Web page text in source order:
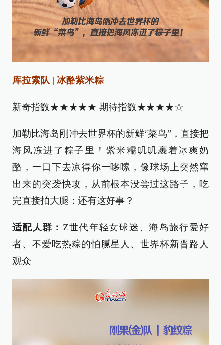
库拉索队 | 冰酪紫米粽
新奇指数★★★★★ 期待指数★★★★☆
加勒比海岛刚冲去世界杯的新鲜“菜鸟”，直接把
海风冻进了粽子里！紫米糯叽叽裹着冰爽奶
酪，一口下去凉得你一哆嗦，像球场上突然窜
出来的突袭快攻，从前根本没尝过这路子，吃
完直接拍大腿：还有这好事？
适配人群： Z世代年轻女球迷、海岛旅行爱好
者、不爱吃热粽的怕腻星人、世界杯新晋路人
观众